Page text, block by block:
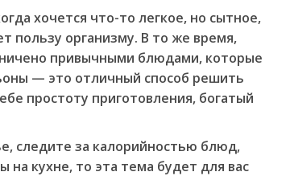
хочется что-то легкое, но сытное,
пользу организму. В то же время,
привычными блюдами, которые
— это отличный способ решить
простоту приготовления, богатый
следите за калорийностью блюд,
кухне, то эта тема будет для вас